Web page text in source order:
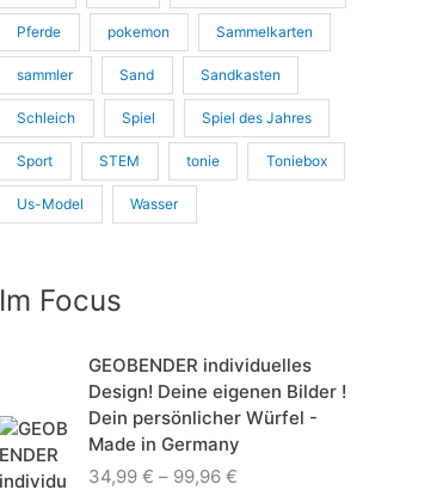
Pferde pokemon Sammelkarten
sammler Sand Sandkasten
Schleich Spiel Spiel des Jahres
Sport STEM tonie Toniebox
Us-Model Wasser
Im Focus
GEOBENDER individuelles
Design! Deine eigenen Bilder !
Dein persönlicher Würfel -
Made in Germany
34,99 € – 99,96 €